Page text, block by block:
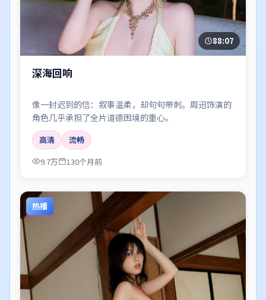
88:07
深海回响
像一封迟到的信：叙事温柔，却句句带刺。周迅饰演的
角色几乎承担了全片道德困境的重心。
高清
流畅
9.7万
130个月前
热播